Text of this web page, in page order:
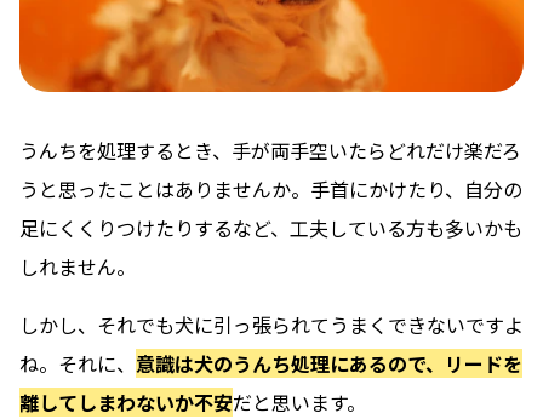
うんちを処理するとき、手が両手空いたらどれだけ楽だろ
う と思ったことはありませんか。手首にかけたり、自分の
足にくくりつけたりするなど、工夫している方も多いかも
しれません。
しかし、それでも犬に引っ張られてうまくできないですよ
ね。それに、 意識は犬のうんち処理にあるので、リードを
離してしまわないか不安だと思います。